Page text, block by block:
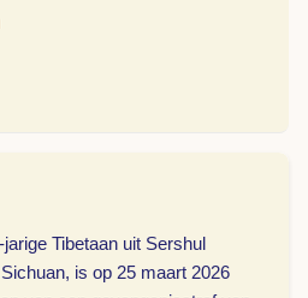
Tibetaan uit Sershul
is op 25 maart 2026